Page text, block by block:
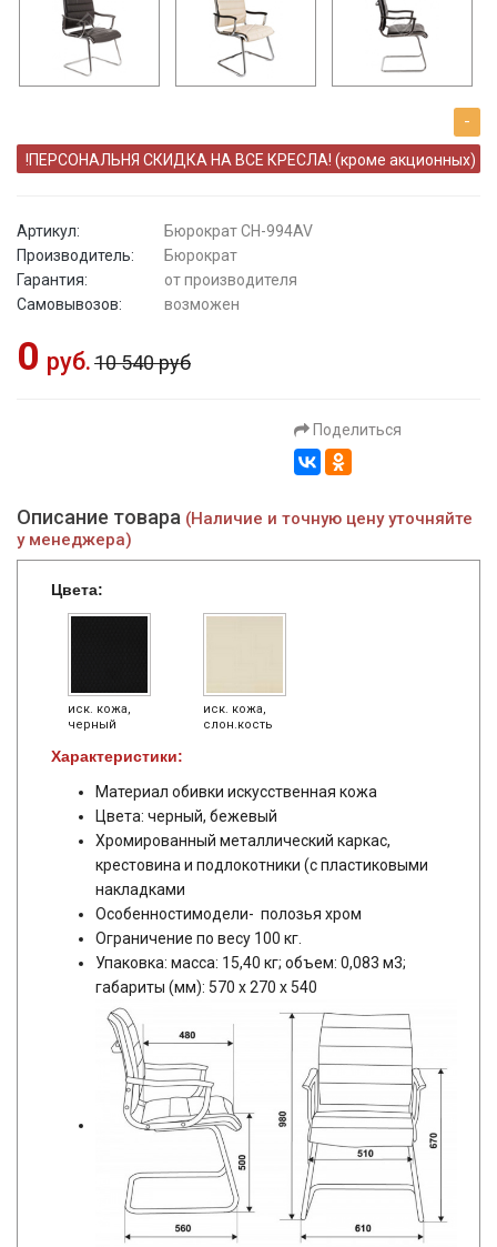
-
!ПЕРСОНАЛЬНЯ СКИДКА НА ВСЕ КРЕСЛА! (кроме акционных)
Артикул:
Бюрократ CH-994AV
Производитель:
Бюрократ
Гарантия:
от производителя
Самовывозов:
возможен
0 руб.10 540 руб
Поделиться
Описание товара (Наличие и точную цену уточняйте
у менеджера)
Цвета:
иск. кожа,
черный
иск. кожа,
слон.кость
Характеристики:
Материал обивки искусственная кожа
Цвета: черный, бежевый
Хромированный металлический каркас,
крестовина и подлокотники (с пластиковыми
накладками
Особенностимодели- полозья хром
Ограничение по весу 100 кг.
Упаковка: масса: 15,40 кг; объем: 0,083 м3;
габариты (мм): 570 х 270 х 540